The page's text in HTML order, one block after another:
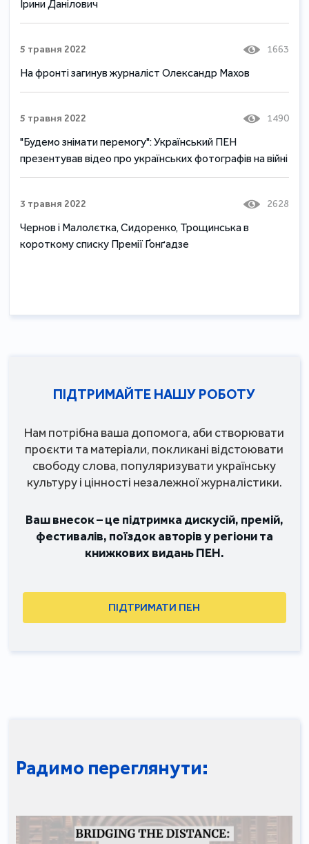
Ірини Данілович
5 травня 2022 1663
На фронті загинув журналіст Олександр Махов
5 травня 2022 1490
"Будемо знімати перемогу": Український ПЕН
презентував відео про українських фотографів на війні
3 травня 2022 2628
Чернов і Малолєтка, Сидоренко, Трощинська в
короткому списку Премії Ґонґадзе
ПІДТРИМАЙТЕ НАШУ РОБОТУ
Нам потрібна ваша допомога, аби створювати
проєкти та матеріали, покликані відстоювати
свободу слова, популяризувати українську
культуру і цінності незалежної журналістики.
Ваш внесок – це підтримка дискусій, премій,
фестивалів, поїздок авторів у регіони та
книжкових видань ПЕН.
ПІДТРИМАТИ ПЕН
Радимо переглянути: